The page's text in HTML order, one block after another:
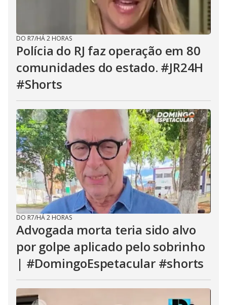
DO R7/HÁ 2 HORAS
Polícia do RJ faz operação em 80
comunidades do estado. #JR24H
#Shorts
DO R7/HÁ 2 HORAS
Advogada morta teria sido alvo
por golpe aplicado pelo sobrinho
| #DomingoEspetacular #shorts